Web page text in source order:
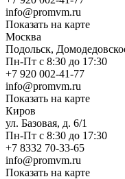
info@promvm.ru
Показать на карте
Москва
Подольск,
Пн-Пт с 8:30 до 17:30
+7 920 002-41-77
info@promvm.ru
Показать на карте
Киров
ул. Базовая, д. 6/1
Пн-Пт с 8:30 до 17:30
+7 8332 70-33-65
info@promvm.ru
Показать на карте